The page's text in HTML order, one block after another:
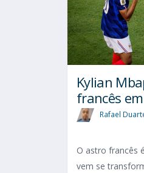
Kylian
francês
Rafael
O astro francês
vem se